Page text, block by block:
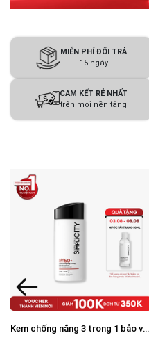
MIỄN PHÍ ĐỔI TRẢ
15 ngày
CAM KẾT RẺ NHẤT
trên mọi nền tảng
Kem chống nắng 3 trong 1 bảo vệ